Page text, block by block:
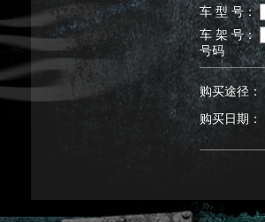
车 型 号：
车 架 号：
号码
购买途径：
购买日期：